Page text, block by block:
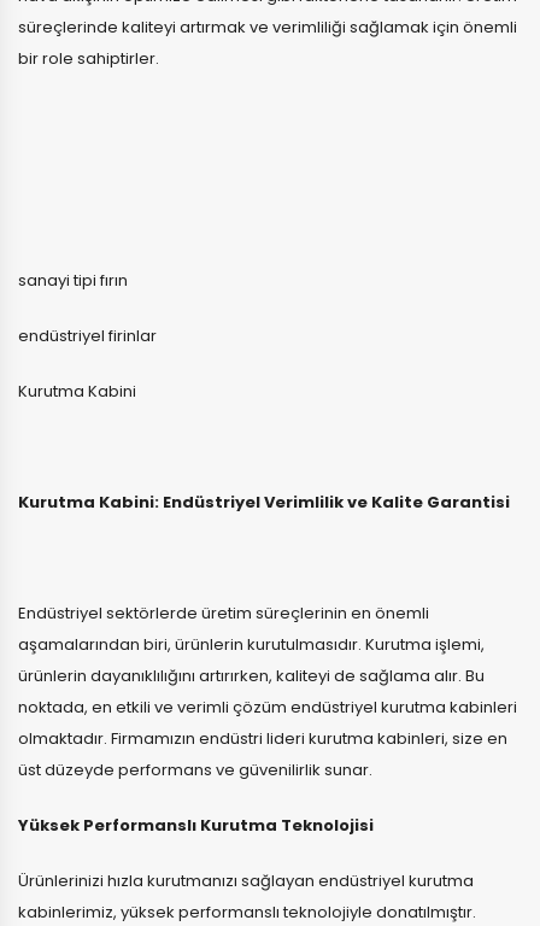
süreçlerinde kaliteyi artırmak ve verimliliği sağlamak için önemli
bir role sahiptirler.
sanayi tipi fırın
endüstriyel firinlar
Kurutma Kabini
Kurutma Kabini: Endüstriyel Verimlilik ve Kalite Garantisi
Endüstriyel sektörlerde üretim süreçlerinin en önemli
aşamalarından biri, ürünlerin kurutulmasıdır. Kurutma işlemi,
ürünlerin dayanıklılığını artırırken, kaliteyi de sağlama alır. Bu
noktada, en etkili ve verimli çözüm endüstriyel kurutma kabinleri
olmaktadır. Firmamızın endüstri lideri kurutma kabinleri, size en
üst düzeyde performans ve güvenilirlik sunar.
Yüksek Performanslı Kurutma Teknolojisi
Ürünlerinizi hızla kurutmanızı sağlayan endüstriyel kurutma
kabinlerimiz, yüksek performanslı teknolojiyle donatılmıştır.